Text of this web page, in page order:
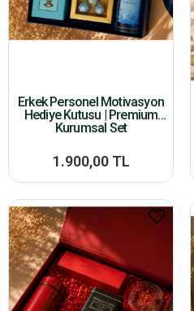
Erkek Personel Motivasyon
Hediye Kutusu | Premium
Kurumsal Set
1.900,00 TL